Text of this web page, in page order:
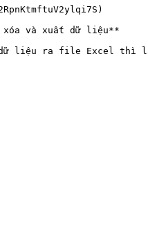
xóa và xuất dữ liệu**